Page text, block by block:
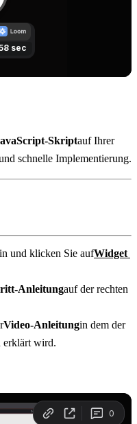
Skriptauf Ihrer
schnelle Implementierung.
und klicken Sie aufWidget
Anleitungauf der rechten
Video-Anleitungin dem der
erklärt wird.